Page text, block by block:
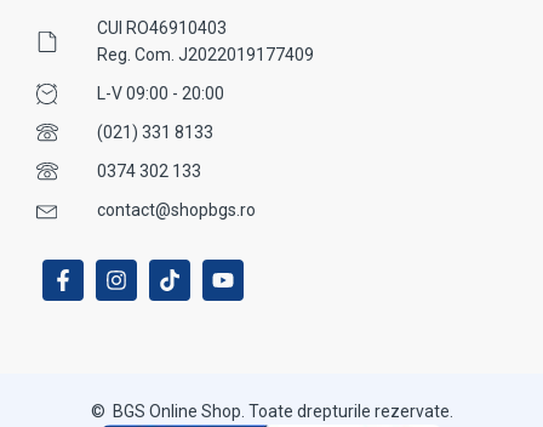
CUI RO46910403
Reg. Com. J2022019177409
L-V 09:00 - 20:00
(021) 331 8133
0374 302 133
contact@shopbgs.ro
© BGS Online Shop. Toate drepturile rezervate.